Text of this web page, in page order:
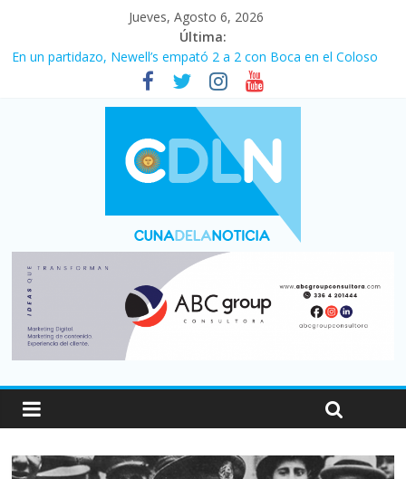
Jueves, Agosto 6, 2026
Última:
En un partidazo, Newell’s empató 2 a 2 con Boca en el Coloso
Vacaciones de invierno con más movimiento y consumo
turístico: 4,6 millones de personas viajaron por el país, un 5,9%
Fuerte caída de la venta de autos usados en julio: bajó un 12,6%
Central venció 1 a 0 al River de Coudet en el Monumental
Pullaro mejora sus relaciones con el Gobierno nacional